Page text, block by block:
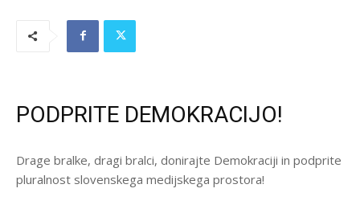
PODPRITE DEMOKRACIJO!
Drage bralke, dragi bralci, donirajte Demokraciji in podprite
pluralnost slovenskega medijskega prostora!